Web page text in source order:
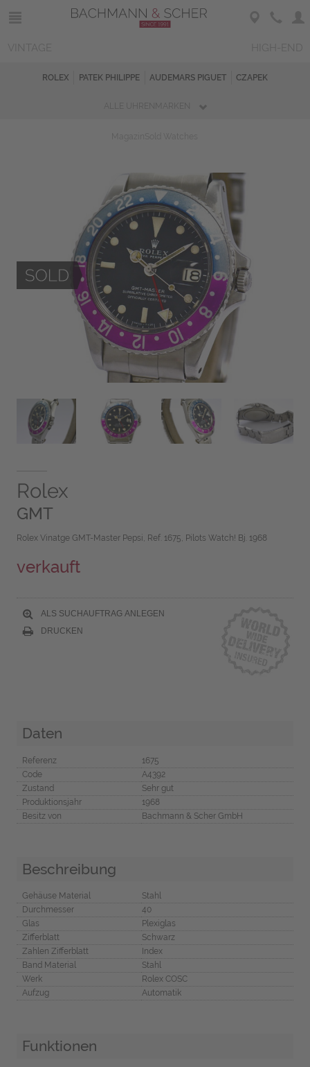
ROLEX PATEK PHILIPPE AUDEMARS PIGUET CZAPEK
Rolex
GMT
Rolex Vinatge GMT-Master Pepsi, Ref. 1675, Pilots Watch! Bj. 1968
verkauft
ALS SUCHAUFTRAG ANLEGEN
DRUCKEN
Daten
Referenz
1675
Code
A4392
Zustand
Sehr gut
Produktionsjahr
1968
Besitz von
Bachmann & Scher GmbH
Beschreibung
Gehäuse Material
Stahl
Durchmesser
40
Glas
Plexiglas
Zifferblatt
Schwarz
Zahlen Zifferblatt
Index
Band Material
Stahl
Werk
Rolex COSC
Aufzug
Automatik
Funktionen